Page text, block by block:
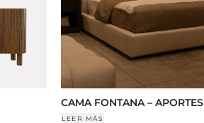
CAMA FONTANA – APORTES
LEER MÁS